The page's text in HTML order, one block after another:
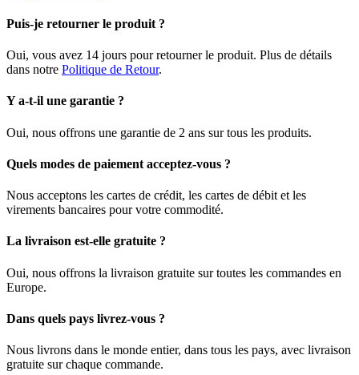
Puis-je retourner le produit ?
Oui, vous avez 14 jours pour retourner le produit. Plus de détails
dans notre Politique de Retour.
Y a-t-il une garantie ?
Oui, nous offrons une garantie de 2 ans sur tous les produits.
Quels modes de paiement acceptez-vous ?
Nous acceptons les cartes de crédit, les cartes de débit et les
virements bancaires pour votre commodité.
La livraison est-elle gratuite ?
Oui, nous offrons la livraison gratuite sur toutes les commandes en
Europe.
Dans quels pays livrez-vous ?
Nous livrons dans le monde entier, dans tous les pays, avec livraison
gratuite sur chaque commande.